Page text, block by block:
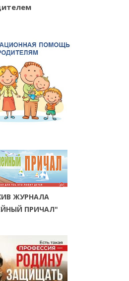
ЖУРНАЛА
ПРИЧАЛ"